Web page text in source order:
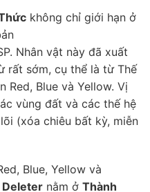
không chỉ giới hạn ở
Nhân vật này đã xuất
rất sớm, cụ thể là từ Thế
Red, Blue và Yellow. Vị
vùng đất và các thế hệ
(xóa chiêu bất kỳ, miễn
Blue, Yellow và
Deleternằm ở Thành